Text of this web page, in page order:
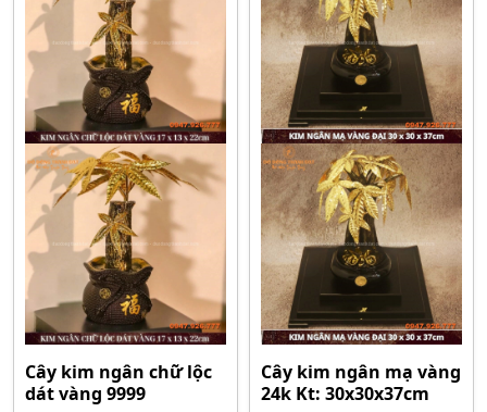
Cây kim ngân chữ lộc
dát vàng 9999
Cây kim ngân mạ vàng
24k Kt: 30x30x37cm